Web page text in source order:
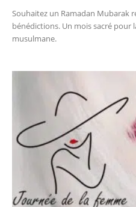
Souhaitez un Ramadan Mubarak
bénédictions. Un mois sacré pour
musulmane.